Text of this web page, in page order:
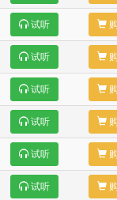
试听
试听
试听
试听
试听
试听